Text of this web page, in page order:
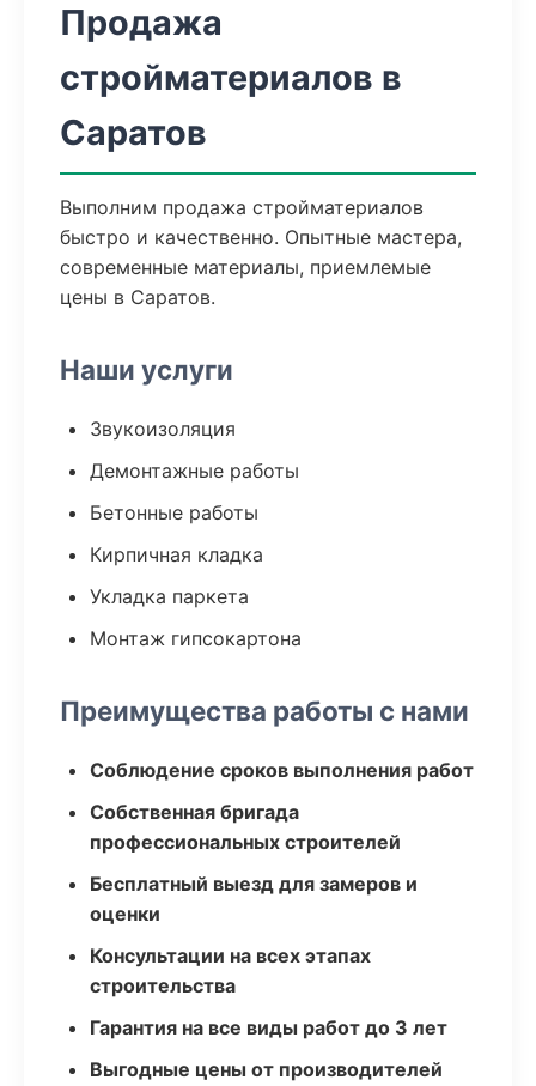
Продажа
стройматериалов в
Саратов
Выполним продажа стройматериалов
быстро и качественно. Опытные мастера,
современные материалы, приемлемые
цены в Саратов.
Наши услуги
Звукоизоляция
Демонтажные работы
Бетонные работы
Кирпичная кладка
Укладка паркета
Монтаж гипсокартона
Преимущества работы с нами
Соблюдение сроков выполнения работ
Собственная бригада
профессиональных строителей
Бесплатный выезд для замеров и
оценки
Консультации на всех этапах
строительства
Гарантия на все виды работ до 3 лет
Выгодные цены от производителей